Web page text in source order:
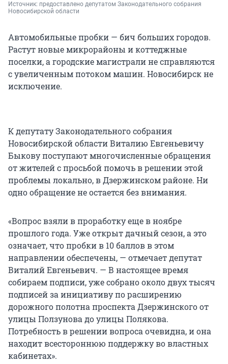
Источник: предоставлено депутатом Законодательного собрания
Новосибирской области
Автомобильные пробки — бич больших городов.
Растут новые микрорайоны и коттеджные
поселки, а городские магистрали не справляются
с увеличенным потоком машин. Новосибирск не
исключение.
К депутату Законодательного собрания
Новосибирской области Виталию Евгеньевичу
Быкову поступают многочисленные обращения
от жителей с просьбой помочь в решении этой
проблемы локально, в Дзержинском районе. Ни
одно обращение не остается без внимания.
«Вопрос взяли в проработку еще в ноябре
прошлого года. Уже открыт дачный сезон, а это
означает, что пробки в 10 баллов в этом
направлении обеспечены, — отмечает депутат
Виталий Евгеньевич. — В настоящее время
собираем подписи, уже собрано около двух тысяч
подписей за инициативу по расширению
дорожного полотна проспекта Дзержинского от
улицы Ползунова до улицы Полякова.
Потребность в решении вопроса очевидна, и она
находит всестороннюю поддержку во властных
кабинетах».